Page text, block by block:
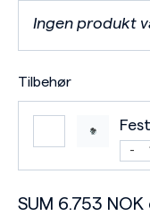
Ingen produkt
Tilbehør
SUM 6.753 NOK